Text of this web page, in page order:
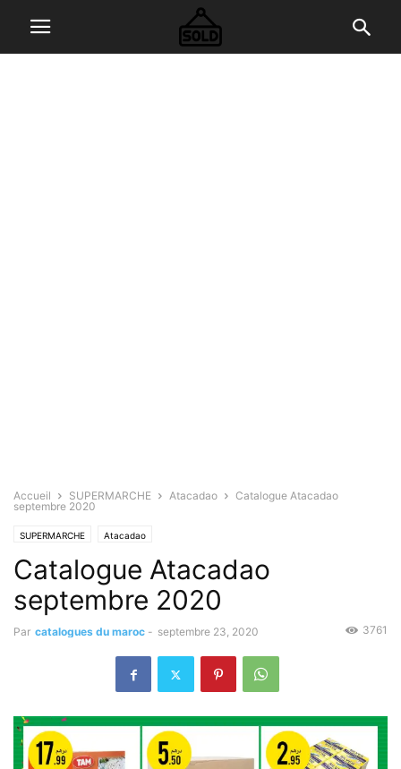
Accueil SUPERMARCHE Atacadao
Catalogue Atacadao
septembre 2020
SUPERMARCHE Atacadao
Catalogue Atacadao
septembre 2020
Par catalogues du maroc - septembre 23, 2020 3761